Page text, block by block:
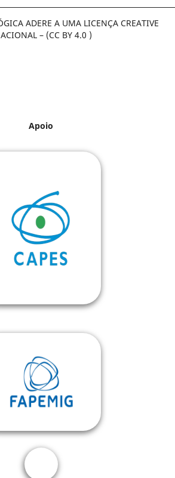
ADERE A UMA LICENÇA CREATIVE
– (CC BY 4.0 )
Apoio